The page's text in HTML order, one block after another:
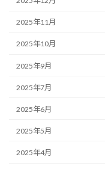
2025年11月
2025年10月
2025年9月
2025年7月
2025年6月
2025年5月
2025年4月